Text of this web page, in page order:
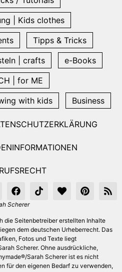
| Kids clothes
Tipps & Tricks
| crafts
e-Books
| for ME
with kids
Business
Scherer
die Seitenbetreiber erstellten Inhalte
dem deutschen Urheberrecht. Das
Fotos und Texte liegt
Scherer. Ohne ausdrückliche,
Sarah Scherer ist es nicht
für den eigenen Bedarf zu verwenden,